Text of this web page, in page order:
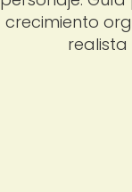
crecimiento
realista